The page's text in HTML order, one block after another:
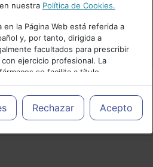
Cancelar
nuestra Política de Cookies.
en la Página Web está referida a
y, por tanto, dirigida a
facultados para prescribir
ejercicio profesional. La
se facilita a título
responsabilidad de los
medicamentos y decidir, en
más adecuado a las
Rechazar Acepto
PUBLICIDAD